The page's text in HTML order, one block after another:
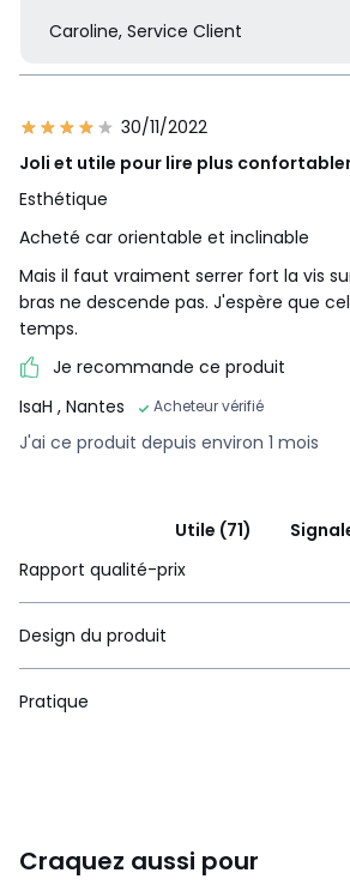
Caroline, Service Client
30/11/2022
Joli et utile pour lire plus
Esthétique
Acheté car orientable et inclinable
Mais il faut vraiment serrer fort la vis
bras ne descende pas. J'espère que
temps.
Je recommande ce produit
IsaH , Nantes Acheteur vérifié
J'ai ce produit depuis environ 1 mois
Utile (71)
Rapport qualité-prix
Design du produit
Pratique
Craquez aussi pour